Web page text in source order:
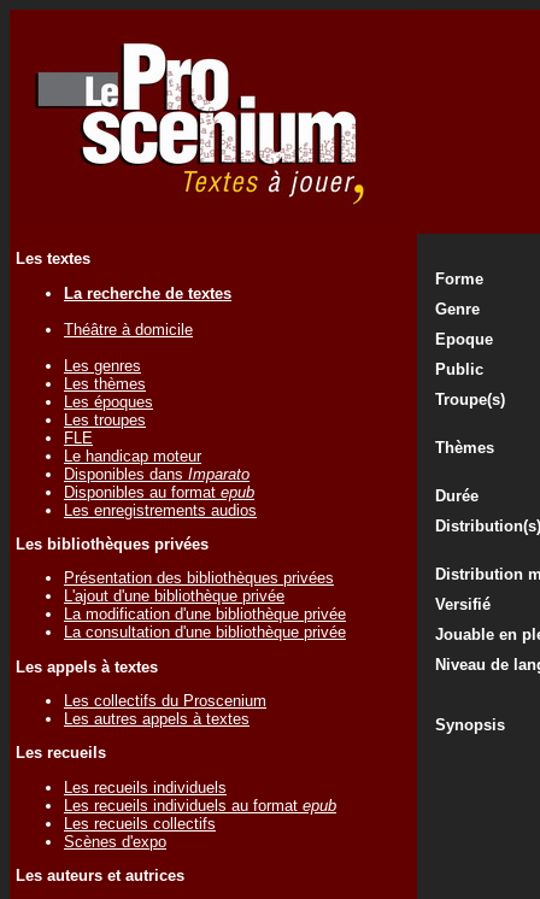
Les textes
La recherche de textes
Théâtre à domicile
Les genres
Les thèmes
Les époques
Les troupes
FLE
Le handicap moteur
Disponibles dans Imparato
Disponibles au format epub
Les enregistrements audios
Les bibliothèques privées
Présentation des bibliothèques privées
L'ajout d'une bibliothèque privée
La modification d'une bibliothèque privée
La consultation d'une bibliothèque privée
Les appels à textes
Les collectifs du Proscenium
Les autres appels à textes
Les recueils
Les recueils individuels
Les recueils individuels au format epub
Les recueils collectifs
Scènes d'expo
Les auteurs et autrices
Forme
Genre
Epoque
Public
Troupe(s)
Thèmes
Durée
Distribution(s)
Distribution
Versifié
Jouable en
Niveau de
Synopsis